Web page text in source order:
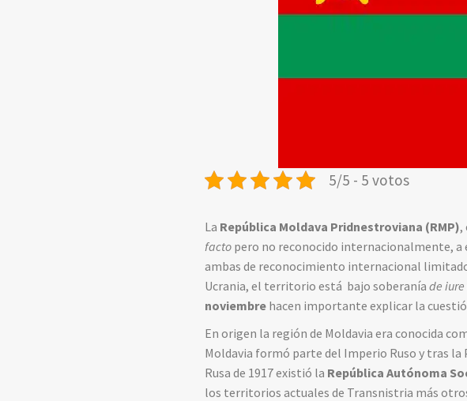
5/5 - 5 votos
La República Moldava Pridnestroviana (RMP),
facto pero no reconocido internacionalmente, a
ambas de reconocimiento internacional
Ucrania, el territorio está bajo soberaníade iure
noviembre hacen importante explicar la
En origen la región de Moldavia era conocida
Moldavia formó parte del Imperio Ruso y tras
Rusa de 1917 existió la República Autónoma
los territorios actuales de Transnistria más